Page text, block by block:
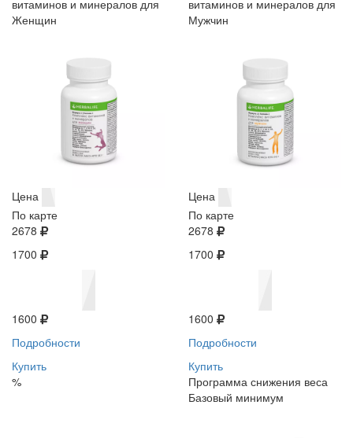
витаминов и минералов для
Женщин
Цена
По карте
2678
1700
1600
Подробности
Купить
%
витаминов и минералов для
Мужчин
Цена
По карте
2678
1700
1600
Подробности
Купить
Программа снижения веса
Базовый минимум